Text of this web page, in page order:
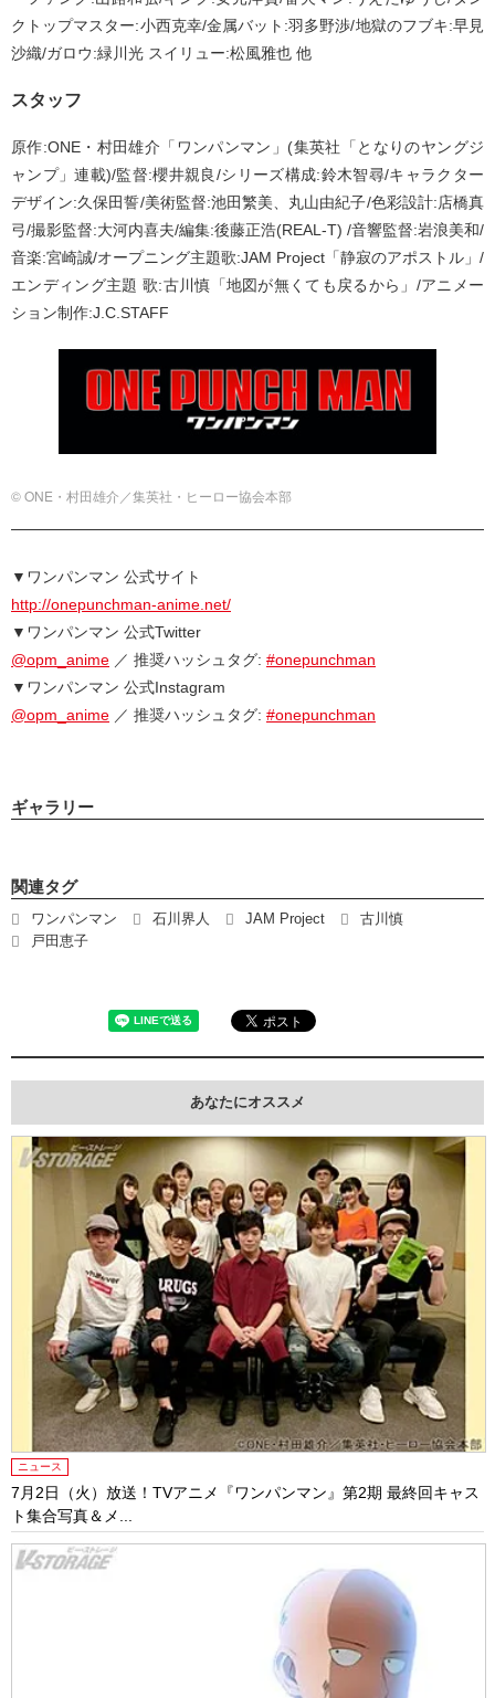
クトップマスター:小西克幸/金属バット:羽多野渉/地獄のフブキ:早見
沙織/ガロウ:緑川光 スイリュー:松風雅也 他
スタッフ
原作:ONE・村田雄介「ワンパンマン」(集英社「となりのヤングジ
ャンプ」連載)/監督:櫻井親良/シリーズ構成:鈴木智尋/キャラクター
デザイン:久保田誓/美術監督:池田繁美、丸山由紀子/色彩設計:店橋真
弓/撮影監督:大河内喜夫/編集:後藤正浩(REAL-T) /音響監督:岩浪美和/
音楽:宮崎誠/オープニング主題歌:JAM Project「静寂のアポストル」/
エンディング主題 歌:古川慎「地図が無くても戻るから」/アニメー
ション制作:J.C.STAFF
© ONE・村田雄介／集英社・ヒーロー協会本部
▼ワンパンマン 公式サイト
http://onepunchman-anime.net/
▼ワンパンマン 公式Twitter
@opm_anime ／ 推奨ハッシュタグ: #onepunchman
▼ワンパンマン 公式Instagram
@opm_anime ／ 推奨ハッシュタグ: #onepunchman
ギャラリー
関連タグ
ワンパンマン 石川界人 JAM Project
古川慎
戸田恵子
あなたにオススメ
ニュース
7月2日（火）放送！TVアニメ『ワンパンマン』第2期 最終回キャス
ト集合写真＆メ...